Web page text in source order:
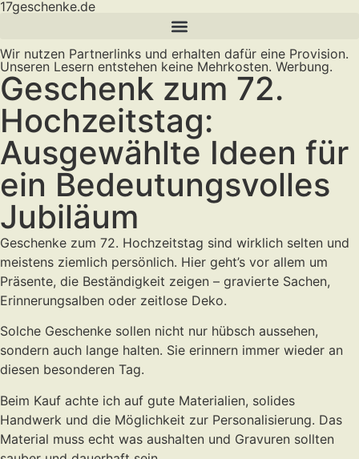
17geschenke.de
Wir nutzen Partnerlinks und erhalten dafür eine Provision.
Unseren Lesern entstehen keine Mehrkosten. Werbung.
Geschenk zum 72.
Hochzeitstag:
Ausgewählte Ideen für
ein Bedeutungsvolles
Jubiläum
Geschenke zum 72. Hochzeitstag sind wirklich selten und
meistens ziemlich persönlich. Hier geht’s vor allem um
Präsente, die Beständigkeit zeigen – gravierte Sachen,
Erinnerungsalben oder zeitlose Deko.
Solche Geschenke sollen nicht nur hübsch aussehen,
sondern auch lange halten. Sie erinnern immer wieder an
diesen besonderen Tag.
Beim Kauf achte ich auf gute Materialien, solides
Handwerk und die Möglichkeit zur Personalisierung. Das
Material muss echt was aushalten und Gravuren sollten